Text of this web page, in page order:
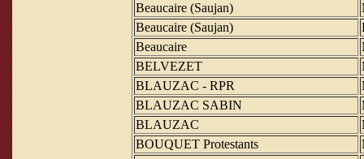
Beaucaire (Saujan)
Beaucaire (Saujan)
Beaucaire
BELVEZET
BLAUZAC - RPR
BLAUZAC SABIN
BLAUZAC
BOUQUET Protestants